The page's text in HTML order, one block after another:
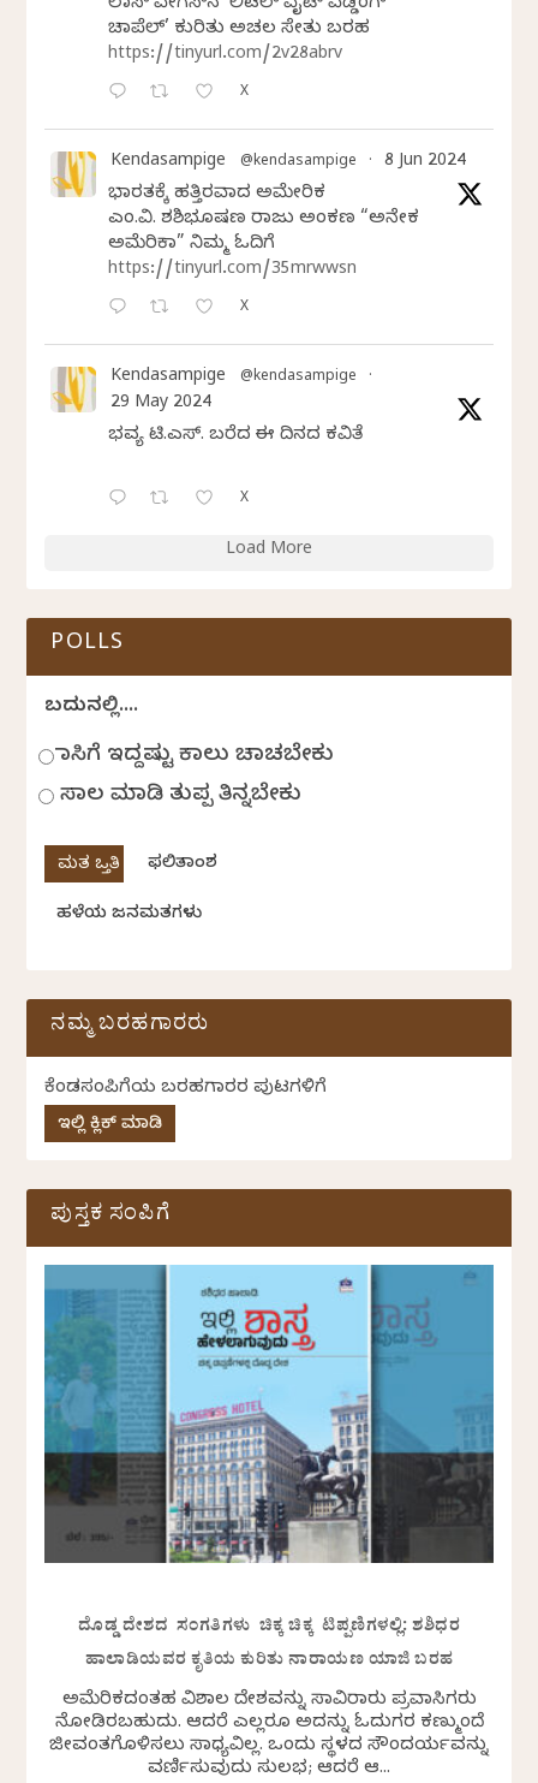
ಚಾಪೆಲ್’ ಕುರಿತು ಅಚಲ ಸೇತು ಬರಹ
https://tinyurl.com/2v28abrv
X
Kendasampige @kendasampige · 8 Jun 2024
ಭಾರತಕ್ಕೆ ಹತ್ತಿರವಾದ ಅಮೇರಿಕ
ಎಂ.ವಿ. ಶಶಿಭೂಷಣ ರಾಜು ಅಂಕಣ “ಅನೇಕ
ಅಮೆರಿಕಾ” ನಿಮ್ಮ ಓದಿಗೆ
https://tinyurl.com/35mrwwsn
X
Kendasampige @kendasampige ·
29 May 2024
ಭವ್ಯ ಟಿ.ಎಸ್. ಬರೆದ ಈ ದಿನದ ಕವಿತೆ
X
Load More
POLLS
ಬದುಕಿನಲ್ಲಿ....
ಹಾಸಿಗೆ ಇದ್ದಷ್ಟು ಕಾಲು ಚಾಚಬೇಕು
ಸಾಲ ಮಾಡಿ ತುಪ್ಪ ತಿನ್ನಬೇಕು
ಫಲಿತಾಂಶ
ಹಳೆಯ ಜನಮತಗಳು
ನಮ್ಮ ಬರಹಗಾರರು
ಕೆಂಡಸಂಪಿಗೆಯ ಬರಹಗಾರರ ಪುಟಗಳಿಗೆ
ಇಲ್ಲಿ ಕ್ಲಿಕ್ ಮಾಡಿ
ಪುಸ್ತಕ ಸಂಪಿಗೆ
ದೊಡ್ಡ ದೇಶದ ಸಂಗತಿಗಳು ಚಿಕ್ಕ ಚಿಕ್ಕ ಟಿಪ್ಪಣಿಗಳಲ್ಲಿ: ಶಶಿಧರ
ಹಾಲಾಡಿಯವರ ಕೃತಿಯ ಕುರಿತು ನಾರಾಯಣ ಯಾಜಿ ಬರಹ
ಅಮೆರಿಕದಂತಹ ವಿಶಾಲ ದೇಶವನ್ನು ಸಾವಿರಾರು ಪ್ರವಾಸಿಗರು
ನೋಡಿರಬಹುದು. ಆದರೆ ಎಲ್ಲರೂ ಅದನ್ನು ಓದುಗರ ಕಣ್ಮುಂದೆ
ಜೀವಂತಗೊಳಿಸಲು ಸಾಧ್ಯವಿಲ್ಲ. ಒಂದು ಸ್ಥಳದ ಸೌಂದರ್ಯವನ್ನು
ವರ್ಣಿಸುವುದು ಸುಲಭ; ಆದರೆ ಆ...